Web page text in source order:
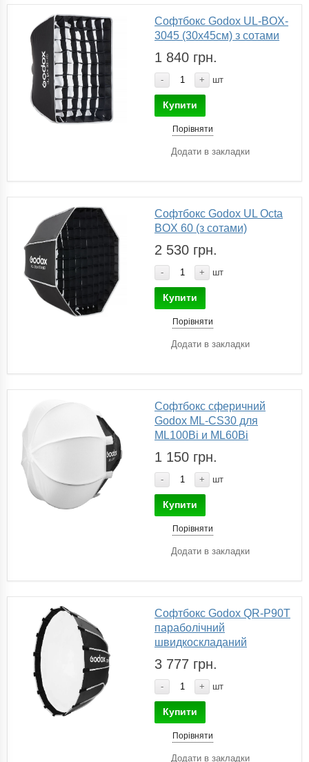
Софтбокс Godox UL-BOX-
3045 (30x45см) з сотами
1 840 грн.
- + шт
Купити
Порівняти
Додати в закладки
Софтбокс Godox UL Octa
BOX 60 (з сотами)
2 530 грн.
- + шт
Купити
Порівняти
Додати в закладки
Софтбокс сферичний
Godox ML-CS30 для
ML100Bi и ML60Bi
1 150 грн.
- + шт
Купити
Порівняти
Додати в закладки
Софтбокс Godox QR-P90T
параболічний
швидкоскладаний
3 777 грн.
- + шт
Купити
Порівняти
Додати в закладки